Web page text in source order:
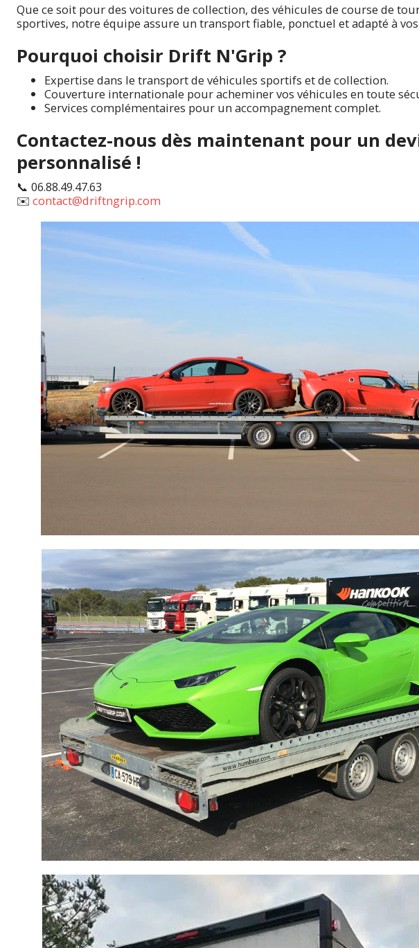
Que ce soit pour des voitures de collection, des véhicules de course de
sportives, notre équipe assure un transport fiable, ponctuel et adapté à
Pourquoi choisir Drift N'Grip ?
Expertise dans le transport de véhicules sportifs et de collection.
Couverture internationale pour acheminer vos véhicules en toute
Services complémentaires pour un accompagnement complet.
Contactez-nous dès maintenant pour un
personnalisé !
📞 06.88.49.47.63
✉️ contact@driftngrip.com